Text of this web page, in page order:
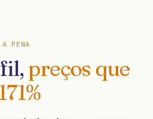
A PENA
preços que
%